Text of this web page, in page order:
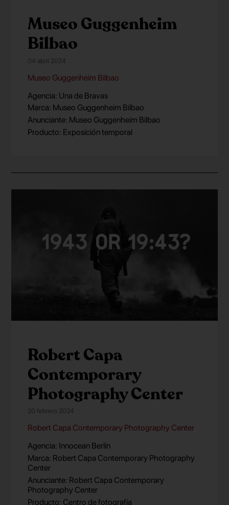
Museo Guggenheim
Bilbao
04 abril 2024
Museo Guggenheim Bilbao
Agencia: Una de Bravas
Marca: Museo Guggenheim Bilbao
Anunciante: Museo Guggenheim Bilbao
Producto: Exposición temporal
Robert Capa
Contemporary
Photography Center
20 febrero 2024
Robert Capa Contemporary Photography Center
Agencia: Innocean Berlín
Marca: Robert Capa Contemporary Photography
Center
Anunciante: Robert Capa Contemporary
Photography Center
Producto: Centro de fotografía